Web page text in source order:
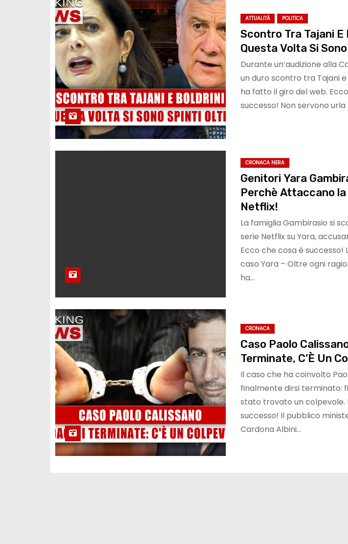
ATTUALITÀ POLITICA
Scontro Tra Tajani E
Questa Volta Si
Durante un’audizione alla
un duro scontro tra Tajani e
ha fatto il giro del web.
successo! Non servono urla
CRONACA NERA
Genitori Yara
Perchè Attaccano la
Netflix!
La famiglia Gambirasio si
serie Netflix su Yara,
Ecco che cosa è successo!
caso Yara – Oltre ogni
ha…
CRONACA
Caso Paolo
Terminate, C’È Un
Il caso che ha coinvolto
finalmente dirsi terminato:
stato trovato un colpevole.
successo! Il pubblico
Cardona Albini…